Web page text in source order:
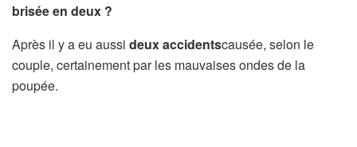
brisée en deux ?
Après il y a eu aussi deux accidentscausée, selon le
couple, certainement par les mauvaises ondes de la
poupée.